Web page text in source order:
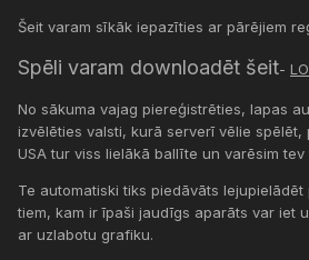
Šeit varam sīkāk iepazīties ar pārējiem
Spēli varam downloadēt šeit-
No sākuma vajag piereģistrēties, lapas
izvēlēties valsti, kurā serverī vēlie spēlēt,
USA tur viss lielākā ballīte un varēsim
Te automatiski tiks piedāvāts
tiem, kam ir īpaši jaudīgs aparāts var iet
ar uzlabotu grafiku.